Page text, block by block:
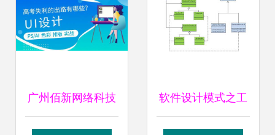
评测与操作指南
广州佰新网络科技 软件设计模式之工